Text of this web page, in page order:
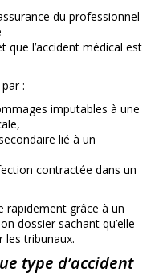
du professionnel
que l’accident médical est
:
imputables à une
lié à un
contractée dans un
rapidement grâce à un
dossier sachant qu’elle
les tribunaux.
type d’accident